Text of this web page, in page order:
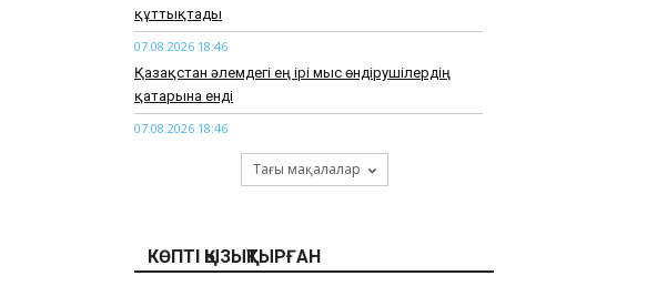
құттықтады
07.08.2026 18:46
Қазақстан әлемдегі ең ірі мыс өндірушілердің
қатарына енді
07.08.2026 18:46
Марқұм Нұрай Серікбайдың туыстары
айыпталушыдан 10 миллиард теңге моральдық
«МузАРТ» тобының әншісі Кенжебек Жанәбілов
Тағы мақалалар
КӨПТІ ҚЫЗЫҚТЫРҒАН